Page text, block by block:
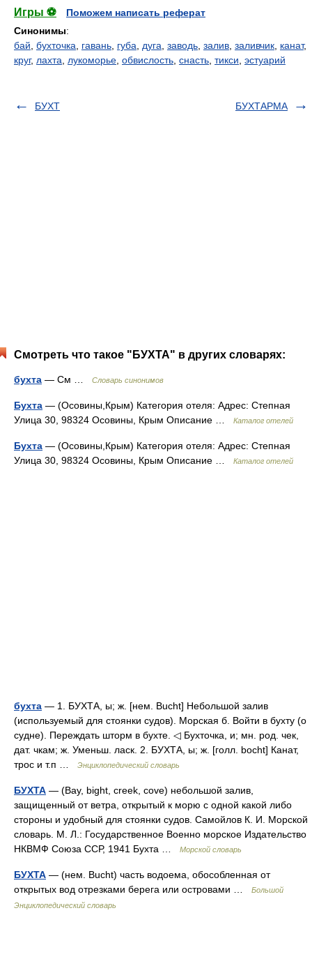
Игры ⚽
Поможем написать реферат
Синонимы:
бай бухточка гавань губа дуга заводь залив заливчик канат,
круг, лахта лукоморье обвислость снасть тикси эстуарий
БУХТ БУХТАРМА
Смотреть что такое "БУХТА" в других словарях:
бухта — См … Словарь синонимов
Бухта — (Осовины,Крым) Категория отеля: Адрес: Степная
Улица 30, 98324 Осовины, Крым Описание …
Каталог отелей
Бухта — (Осовины,Крым) Категория отеля: Адрес: Степная
Улица 30, 98324 Осовины, Крым Описание …
Каталог отелей
бухта — 1. БУХТА, ы; ж. [нем. Bucht] Небольшой залив
(используемый для стоянки судов). Морская б. Войти в бухту (о
судне). Переждать шторм в бухте. ◁ Бухточка, и; мн. род. чек,
дат. чкам; ж. Уменьш. ласк. 2. БУХТА, ы; ж. [голл. bocht] Канат,
трос и т.п …
Энциклопедический словарь
БУХТА — (Bay, bight, creek, cove) небольшой залив,
защищенный от ветра, открытый к морю с одной какой либо
стороны и удобный для стоянки судов. Самойлов К. И. Морской
словарь. М. Л.: Государственное Военно морское Издательство
НКВМФ Союза ССР, 1941 Бухта …
Морской словарь
БУХТА — (нем. Bucht) часть водоема, обособленная от
открытых вод отрезками берега или островами …
Большой
Энциклопедический словарь